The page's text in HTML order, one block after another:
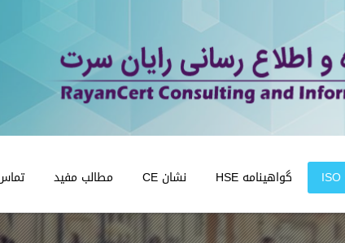
گواهینامه HSE نشان CE مطالب مفید